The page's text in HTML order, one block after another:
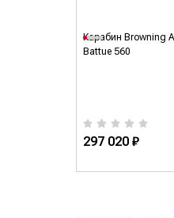
Карабин Browning
Battue 560
297 020 ₽